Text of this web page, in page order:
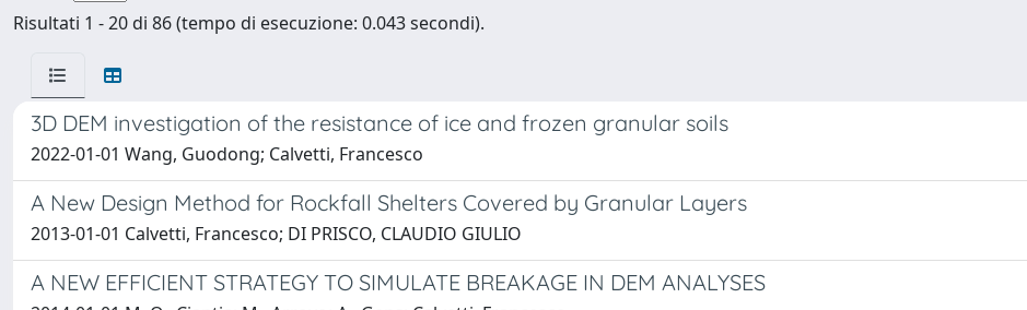
Risultati 1 - 20 di 86 (tempo di esecuzione: 0.043 secondi).
3D DEM investigation of the resistance of ice and frozen granular soils
2022-01-01 Wang, Guodong; Calvetti, Francesco
A New Design Method for Rockfall Shelters Covered by Granular Layers
2013-01-01 Calvetti, Francesco; DI PRISCO, CLAUDIO GIULIO
A NEW EFFICIENT STRATEGY TO SIMULATE BREAKAGE IN DEM ANALYSES